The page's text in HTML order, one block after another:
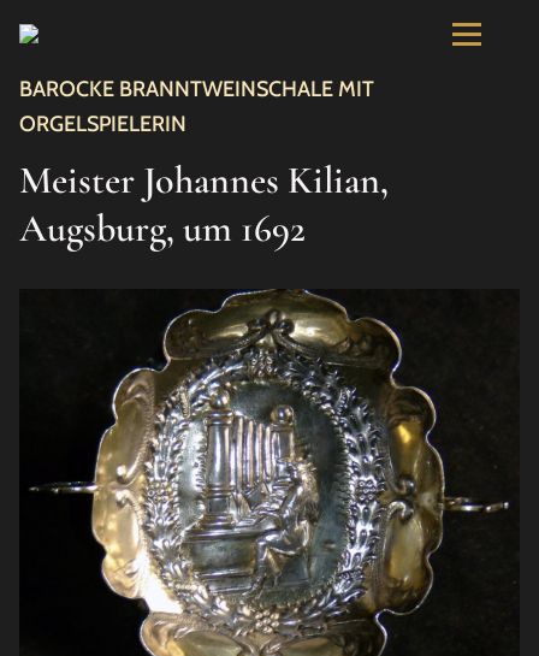
BAROCKE BRANNTWEINSCHALE MIT
ORGELSPIELERIN
Meister Johannes Kilian,
Augsburg, um 1692